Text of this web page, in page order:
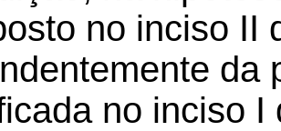
no inciso II
da
no inciso I